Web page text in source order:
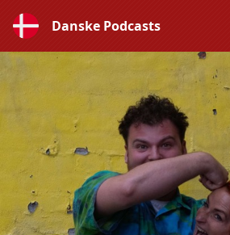
Danske Podcasts